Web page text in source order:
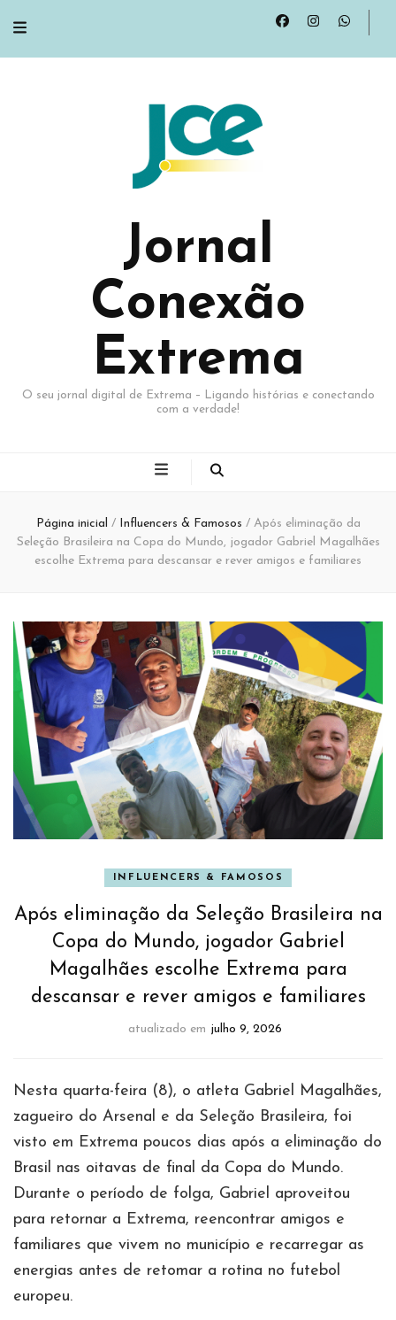
Jornal
Conexão
Extrema
O seu jornal digital de Extrema – Ligando histórias e conectando
com a verdade!
Página inicial / Influencers & Famosos / Após eliminação da
Seleção Brasileira na Copa do Mundo, jogador Gabriel Magalhães
escolhe Extrema para descansar e rever amigos e familiares
INFLUENCERS & FAMOSOS
Após eliminação da Seleção Brasileira na
Copa do Mundo, jogador Gabriel
Magalhães escolhe Extrema para
descansar e rever amigos e familiares
atualizado em julho 9, 2026
Nesta quarta-feira (8), o atleta Gabriel Magalhães,
zagueiro do Arsenal e da Seleção Brasileira, foi
visto em Extrema poucos dias após a eliminação do
Brasil nas oitavas de final da Copa do Mundo.
Durante o período de folga, Gabriel aproveitou
para retornar a Extrema, reencontrar amigos e
familiares que vivem no município e recarregar as
energias antes de retomar a rotina no futebol
europeu.